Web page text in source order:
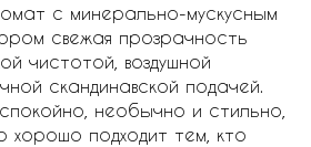
с минерально-мускусным
свежая прозрачность
чистотой, воздушной
скандинавской подачей.
спокойно, необычно и стильно,
хорошо подходит тем, кто